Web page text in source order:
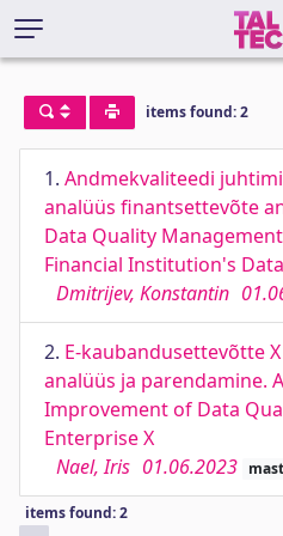
items found: 2
1. Andmekvaliteedi
analüüs finantsettevõte
Data Quality
Financial Institution's
Dmitrijev, Konstantin
2. E-kaubandusettevõtte
analüüs ja parendamine.
Improvement of Data
Enterprise X
Nael, Iris 01.06.2023
items found: 2